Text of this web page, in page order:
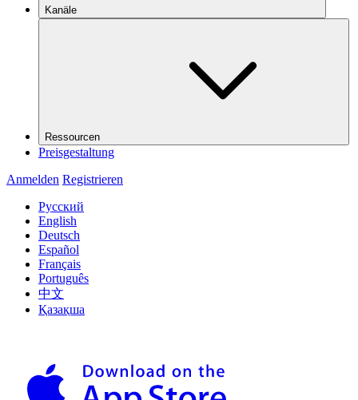
Kanäle
Ressourcen
Preisgestaltung
Anmelden Registrieren
Русский
English
Deutsch
Español
Français
Português
中文
Қазақша